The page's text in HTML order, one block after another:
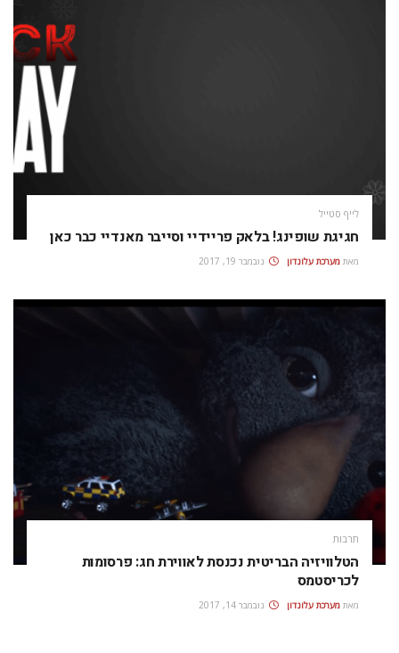
לייף סטייל
חגיגת שופינג! בלאק פריידיי וסייבר מאנדיי כבר כאן
מאת מערכת עלונדון נובמבר 19, 2017
תרבות
הטלוויזיה הבריטית נכנסת לאווירת חג: פרסומות
לכריסטמס
מאת מערכת עלונדון נובמבר 14, 2017